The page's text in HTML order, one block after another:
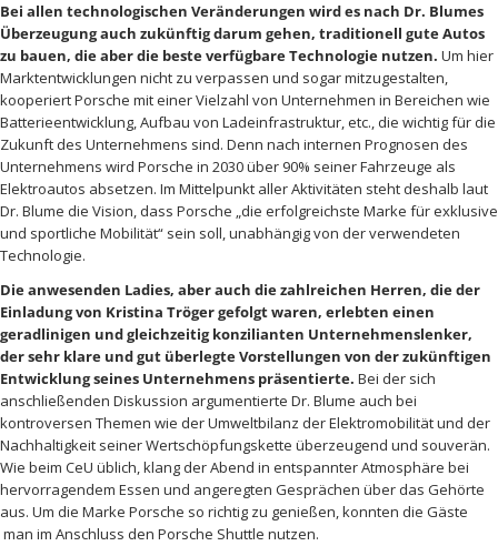
Bei allen technologischen Veränderungen wird es nach Dr. Blumes
Überzeugung auch zukünftig darum gehen, traditionell gute Autos
zu bauen, die aber die beste verfügbare Technologie nutzen. Um hier
Marktentwicklungen nicht zu verpassen und sogar mitzugestalten,
kooperiert Porsche mit einer Vielzahl von Unternehmen in Bereichen wie
Batterieentwicklung, Aufbau von Ladeinfrastruktur, etc., die wichtig für die
Zukunft des Unternehmens sind. Denn nach internen Prognosen des
Unternehmens wird Porsche in 2030 über 90% seiner Fahrzeuge als
Elektroautos absetzen. Im Mittelpunkt aller Aktivitäten steht deshalb laut
Dr. Blume die Vision, dass Porsche „die erfolgreichste Marke für exklusive
und sportliche Mobilität“ sein soll, unabhängig von der verwendeten
Technologie.
Die anwesenden Ladies, aber auch die zahlreichen Herren, die der
Einladung von Kristina Tröger gefolgt waren, erlebten einen
geradlinigen und gleichzeitig konzilianten Unternehmenslenker,
der sehr klare und gut überlegte Vorstellungen von der zukünftigen
Entwicklung seines Unternehmens präsentierte. Bei der sich
anschließenden Diskussion argumentierte Dr. Blume auch bei
kontroversen Themen wie der Umweltbilanz der Elektromobilität und der
Nachhaltigkeit seiner Wertschöpfungskette überzeugend und souverän.
Wie beim CeU üblich, klang der Abend in entspannter Atmosphäre bei
hervorragendem Essen und angeregten Gesprächen über das Gehörte
aus. Um die Marke Porsche so richtig zu genießen, konnten die Gäste
man im Anschluss den Porsche Shuttle nutzen.